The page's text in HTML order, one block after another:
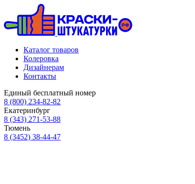
Каталог товаров
Колеровка
Дизайнерам
Контакты
Единый бесплатный номер
8 (800) 234-82-82
Екатеринбург
8 (343) 271-53-88
Тюмень
8 (3452) 38-44-47